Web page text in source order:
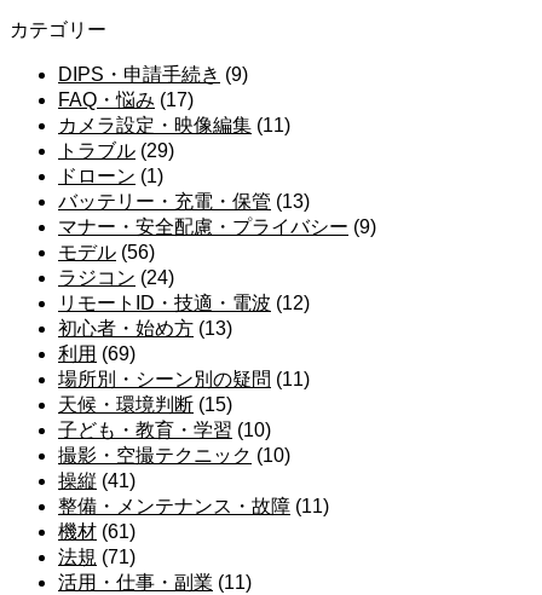
カテゴリー
DIPS・申請手続き (9)
FAQ・悩み (17)
カメラ設定・映像編集 (11)
トラブル (29)
ドローン (1)
バッテリー・充電・保管 (13)
マナー・安全配慮・プライバシー (9)
モデル (56)
ラジコン (24)
リモートID・技適・電波 (12)
初心者・始め方 (13)
利用 (69)
場所別・シーン別の疑問 (11)
天候・環境判断 (15)
子ども・教育・学習 (10)
撮影・空撮テクニック (10)
操縦 (41)
整備・メンテナンス・故障 (11)
機材 (61)
法規 (71)
活用・仕事・副業 (11)